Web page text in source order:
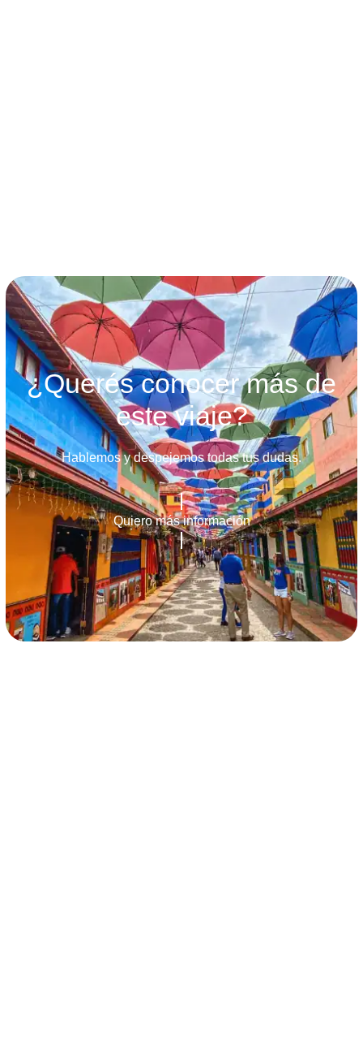
¿Querés conocer más de
este viaje?
Hablemos y despejemos todas tus dudas.
Quiero más información